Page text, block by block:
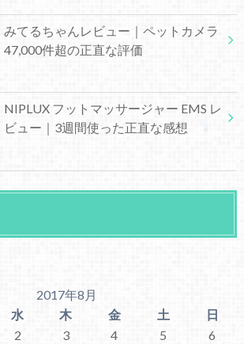
みてるちゃんレビュー｜ペットカメラ
47,000件超の正直な評価
NIPLUX フットマッサージャー EMS レ
ビュー｜3週間使った正直な感想
2017年8月
水 木 金 土
日
2 3 4 5
6